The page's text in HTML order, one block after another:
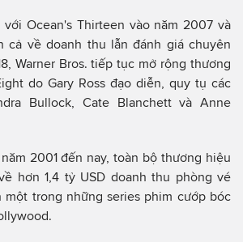
Ocean's Thirteen vào năm 2007 và
cả về doanh thu lẫn đánh giá chuyên
Warner Bros. tiếp tục mở rộng thương
do Gary Ross đạo diễn, quy tụ các
Bullock, Cate Blanchett và Anne
2001 đến nay, toàn bộ thương hiệu
hơn 1,4 tỷ USD doanh thu phòng vé
một trong những series phim cướp bóc